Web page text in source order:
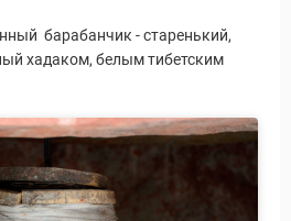
барабанчик - старенький,
хадаком, белым тибетским